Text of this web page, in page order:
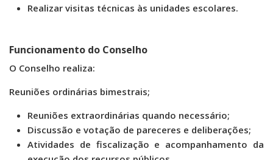
Realizar visitas técnicas às unidades escolares.
Funcionamento do Conselho
O Conselho realiza:
Reuniões ordinárias bimestrais;
Reuniões extraordinárias quando necessário;
Discussão e votação de pareceres e deliberações;
Atividades de fiscalização e acompanhamento da